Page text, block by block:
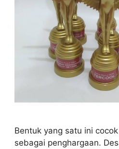
Bentuk yang satu ini
sebagai penghargaan.